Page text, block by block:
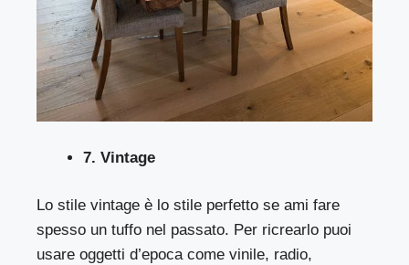
7. Vintage
Lo stile vintage è lo stile perfetto se ami fare
spesso un tuffo nel passato. Per ricrearlo puoi
usare oggetti d’epoca come vinile, radio,